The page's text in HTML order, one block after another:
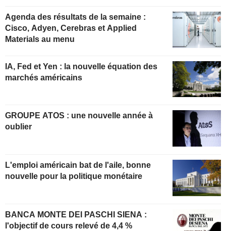
Agenda des résultats de la semaine :
Cisco, Adyen, Cerebras et Applied
Materials au menu
IA, Fed et Yen : la nouvelle équation des
marchés américains
GROUPE ATOS : une nouvelle année à
oublier
L'emploi américain bat de l'aile, bonne
nouvelle pour la politique monétaire
BANCA MONTE DEI PASCHI SIENA :
l'objectif de cours relevé de 4,4 %